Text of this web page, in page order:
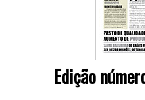
Edição